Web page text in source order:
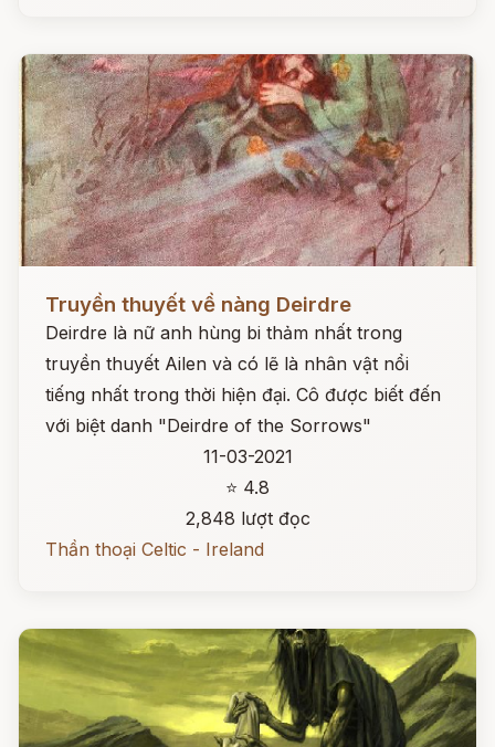
Đọc ngay
Truyền thuyết về nàng Deirdre
Deirdre là nữ anh hùng bi thảm nhất trong
truyền thuyết Ailen và có lẽ là nhân vật nổi
tiếng nhất trong thời hiện đại. Cô được biết đến
với biệt danh "Deirdre of the Sorrows"
11-03-2021
⭐ 4.8
2,848 lượt đọc
Thần thoại Celtic - Ireland